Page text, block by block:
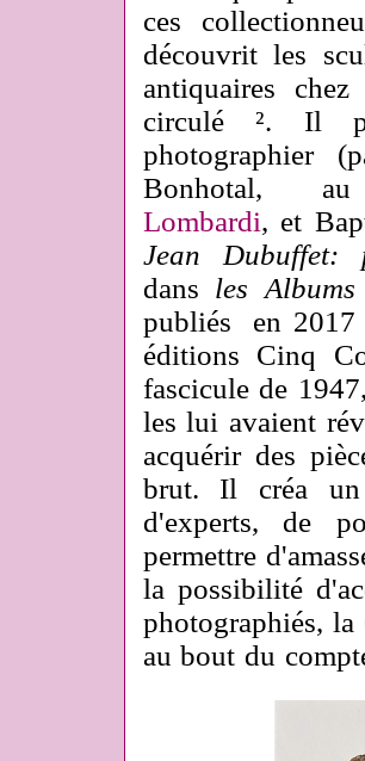
ces
découvrit les
antiquaires
circulé ². Il
photographier
Bonhotal,
Lombardi, et
Jean
dans les
publiés en
éditions Cinq
fascicule de
les lui avaient
acquérir des
brut. Il créa un
d'experts, de
permettre
la possibilité
photographiés,
au bout du